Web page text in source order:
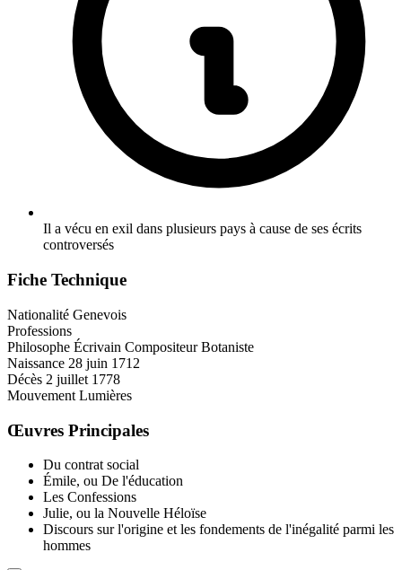
Il a vécu en exil dans plusieurs pays à cause de ses écrits
controversés
Fiche Technique
Nationalité Genevois
Professions
Philosophe Écrivain Compositeur Botaniste
Naissance 28 juin 1712
Décès 2 juillet 1778
Mouvement Lumières
Œuvres Principales
Du contrat social
Émile, ou De l'éducation
Les Confessions
Julie, ou la Nouvelle Héloïse
Discours sur l'origine et les fondements de l'inégalité parmi les
hommes